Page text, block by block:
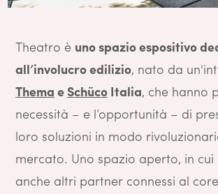
Theatro è uno spazio espositivo
all’involucro edilizio, nato da
Thema e SchücoItalia, che hanno
necessità – e l’opportunità – di
loro soluzioni in modo
mercato. Uno spazio aperto, in
anche altri partner connessi al